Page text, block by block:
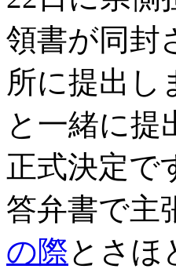
領書が同封
所に提出し
と一緒に提
正式決定で
答弁書で主
の際とさほ